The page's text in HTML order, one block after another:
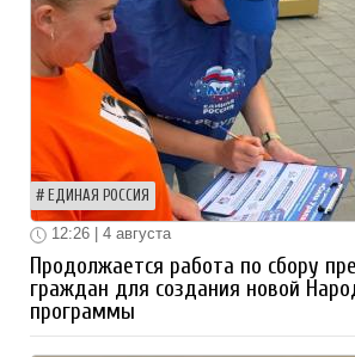
ЕДИНАЯ РОССИЯ
12:26 | 4 августа
Продолжается работа по сбору
граждан для создания новой
программы